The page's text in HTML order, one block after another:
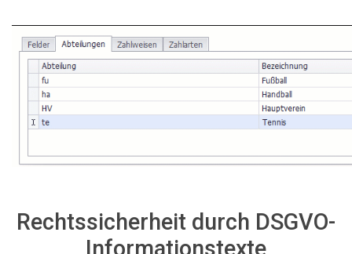
Rechtssicherheit durch DSGVO-
Informationstexte